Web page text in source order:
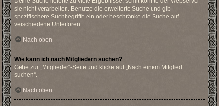
sie nicht verarbeiten. Benutze die erweiterte Suche und gib
spezifischere Suchbegriffe ein oder beschränke die Suche auf
verschiedene Unterforen.
Nach oben
Wie kann ich nach Mitgliedern suchen?
Gehe zur „Mitglieder“-Seite und klicke auf „Nach einem Mitglied
suchen“.
Nach oben